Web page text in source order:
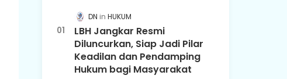
DN HUKUM
LBH Jangkar Resmi
Diluncurkan, Siap Jadi Pilar
Keadilan dan Pendamping
Hukum bagi Masyarakat